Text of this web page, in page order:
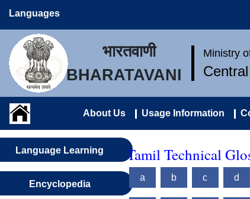
Languages
भारतवाणी
BHARATAVANI
Ministry
About Us Usage Information
Language Learning
Encyclopedia
Tamil Technical
a b c d